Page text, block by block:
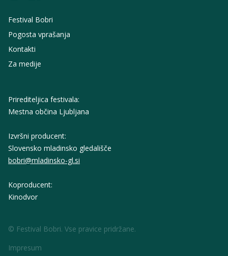
Festival Bobri
Pogosta vprašanja
Kontakti
Za medije
Prirediteljica festivala:
Mestna občina Ljubljana
Izvršni producent:
Slovensko mladinsko gledališče
bobri@mladinsko-gl.si
Koproducent:
Kinodvor
© Festival Bobri. Vse pravice pridržane.
Impresum